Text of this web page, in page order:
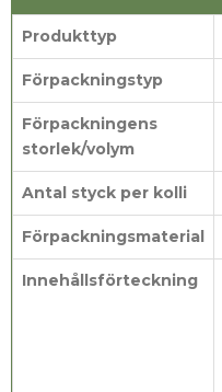
Produkttyp
Förpackningstyp
Förpackningens
storlek/volym
Antal styck per kolli
Förpackningsmaterial
Innehållsförteckning